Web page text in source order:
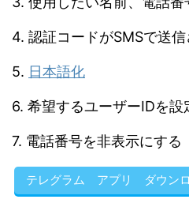
4. 認証コードがSMSで送
5. 日本語化
6. 希望するユーザーIDを設
7. 電話番号を非表示にする
テレグラム アプリ ダウン